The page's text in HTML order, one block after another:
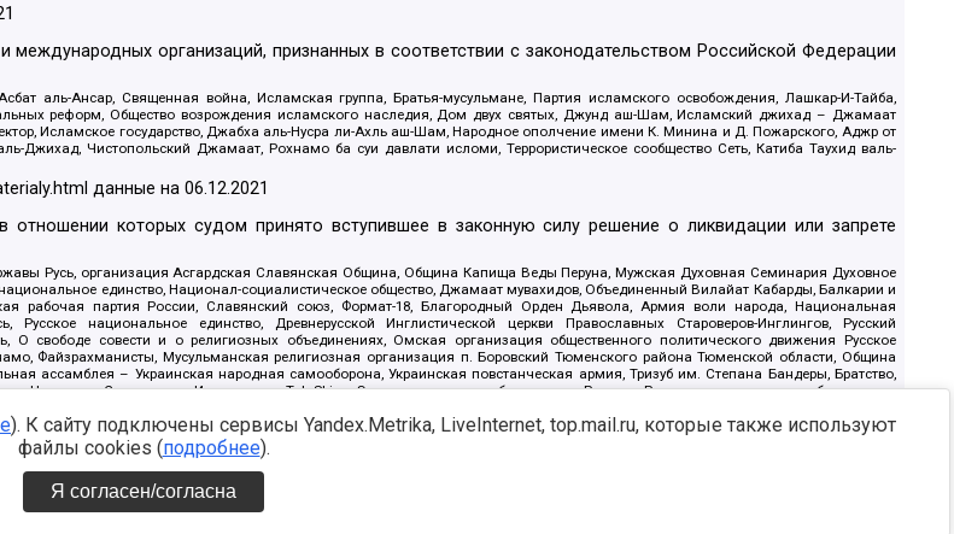
организаций, признанных в соответствии с законодательством Российской Федерации
аль-Ансар, Священная война, Исламская группа, Братья-мусульмане, Партия исламского освобождения, Лашкар-И-Тайба,
реформ, Общество возрождения исламского наследия, Дом двух святых, Джунд аш-Шам, Исламский джихад – Джамаат
Исламское государство, Джабха аль-Нусра ли-Ахль аш-Шам, Народное ополчение имени К. Минина и Д. Пожарского, Аджр от
Чистопольский Джамаат, Рохнамо ба суи давлати исломи, Террористическое сообщество Сеть, Катиба Таухид валь-
данные на06.12.2021
которых судом принято вступившее в законную силу решение о ликвидации или запрете
Русь, организация Асгардская Славянская Община, Община Капища Веды Перуна, Мужская Духовная Семинария Духовное
единство, Национал-социалистическое общество, Джамаат мувахидов, Объединенный Вилайат Кабарды, Балкарии и
рабочая партия России, Славянский союз, Формат-18, Благородный Орден Дьявола, Армия воли народа, Национальная
национальное единство, Древнерусской Инглистической церкви Православных Староверов-Инглингов, Русский
свободе совести и о религиозных объединениях, Омская организация общественного политического движения Русское
Файзрахманисты, Мусульманская религиозная организация п. Боровский Тюменского района Тюменской области, Община
ассамблея – Украинская народная самооборона, Украинская повстанческая армия, Тризуб им. Степана Бандеры, Братство,
Народная Социальная Инициатива, TulaSkins, Этнополитическое объединение Русские, Русское национальное объединение
Фирма, Молодежная правозащитная группа МПГ, Курсом Правды и Единения, Каракольская инициативная группа, Автоград
республика Русь, Арестантское уголовное единство, Башкорт, Нация и свобода, W.H.С., Фалунь Дафа, Иртыш Ultras, Русский
Фонд защиты прав граждан, Штабы Навального, Совет граждан СССР Прикубанского округа г. Краснодара
). К сайту подключены сервисы Yandex.Metrika, LiveInternet, top.mail.ru, которые также используют
файлы cookies (подробнее).
Я согласен/согласна